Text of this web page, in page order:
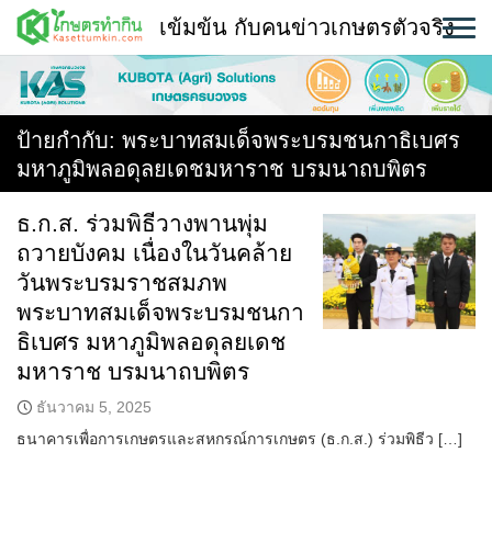
Skip
content
พืช
หน้าแรก
แวดวงเกษตร
ใคร ทำอะไร ที่ไหน
สถานีข่าววันนี้
เข้มข้น กับคนข่าวเกษตรตัวจริง
ป้ายกำกับ: พระบาทสมเด็จพระบรมชนกาธิเบศร
มหาภูมิพลอดุลยเดชมหาราช บรมนาถบพิตร
ธ.ก.ส. ร่วมพิธีวางพานพุ่ม
ถวายบังคม เนื่องในวันคล้าย
วันพระบรมราชสมภพ
พระบาทสมเด็จพระบรมชนกา
ธิเบศร มหาภูมิพลอดุลยเดช
มหาราช บรมนาถบพิตร
ธันวาคม 5, 2025
ธนาคารเพื่อการเกษตรและสหกรณ์การเกษตร (ธ.ก.ส.) ร่วมพิธีว […]